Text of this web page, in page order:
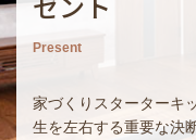
Present
家づくりスターターキ
生を左右する重要な決